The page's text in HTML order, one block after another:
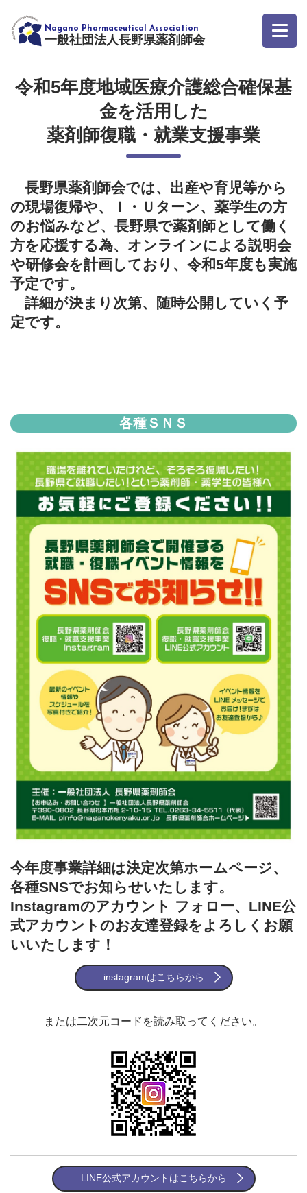
一般社団法人長野県薬剤師会
令和5年度地域医療介護総合確保基
金を活用した
薬剤師復職・就業支援事業
長野県薬剤師会では、出産や育児等から
の現場復帰や、Ｉ・Ｕターン、薬学生の方
のお悩みなど、長野県で薬剤師として働く
方を応援する為、オンラインによる説明会
や研修会を計画しており、令和5年度も実施
予定です。
詳細が決まり次第、随時公開していく予
定です。
各種ＳＮＳ
今年度事業詳細は決定次第ホームページ、
各種SNSでお知らせいたします。
Instagramのアカウント フォロー、LINE公
式アカウントのお友達登録をよろしくお願
いいたします！
instagramはこちらから
または二次元コードを読み取ってください。
LINE公式アカウントはこちらから